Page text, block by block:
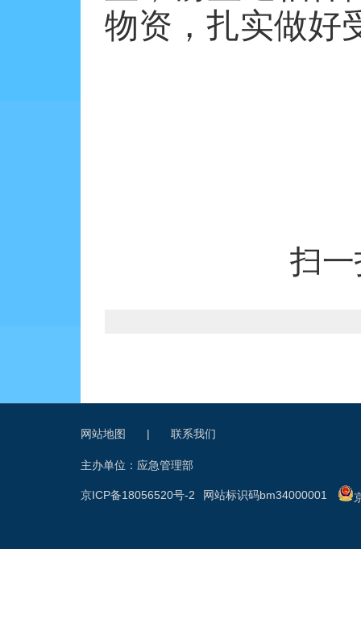
物资，扎实做好
扫
网站地图 | 联系我们
主办单位：应急管理部
网站标识码bm34000001
京ICP备18056520号-2